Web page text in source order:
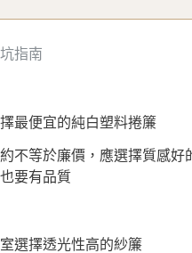
指南
最便宜的純白塑料捲簾
不等於廉價，應選擇質感好
要有品質
選擇透光性高的紗簾